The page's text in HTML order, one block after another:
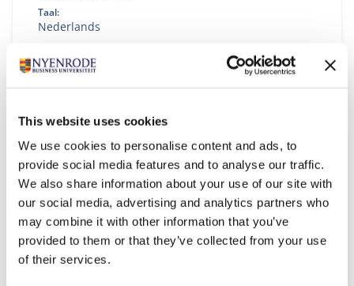
This website uses cookies
We use cookies to personalise content and ads, to
provide social media features and to analyse our traffic.
We also share information about your use of our site with
our social media, advertising and analytics partners who
may combine it with other information that you’ve
provided to them or that they’ve collected from your use
of their services.
Taal:
Nederlands
Breukelen
De boardroom vraagt om meer dan ervaring. In een
publieke aandacht wil je een governance-kompas
dat staat — én de boardroom-vaardigheid om
effectief te blijven onder spanning. In het New
Board Program ontwikkel je jouw besluitvorming,
stakeholderdialoog en constructieve tegenspraak,
en vertaal je iedere module direct naar jouw
praktijk.